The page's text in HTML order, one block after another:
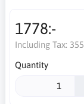
1778:-
Including Tax:
Quantity